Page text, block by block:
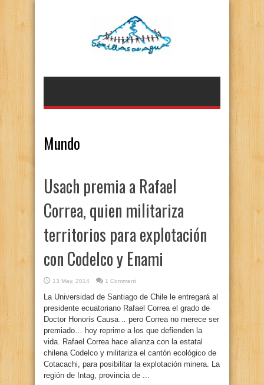
Mundo
Usach premia a Rafael
Correa, quien militariza
territorios para explotación
con Codelco y Enami
13 May, 2014 1 Comment
La Universidad de Santiago de Chile le entregará al
presidente ecuatoriano Rafael Correa el grado de
Doctor Honoris Causa… pero Correa no merece ser
premiado… hoy reprime a los que defienden la
vida. Rafael Correa hace alianza con la estatal
chilena Codelco y militariza el cantón ecológico de
Cotacachi, para posibilitar la explotación minera. La
región de Intag, provincia de ...